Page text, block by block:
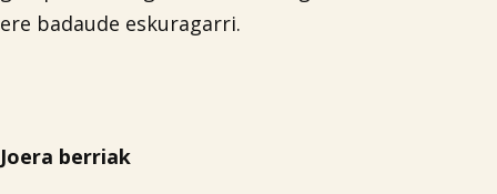
ere badaude eskuragarri.
Joera berriak